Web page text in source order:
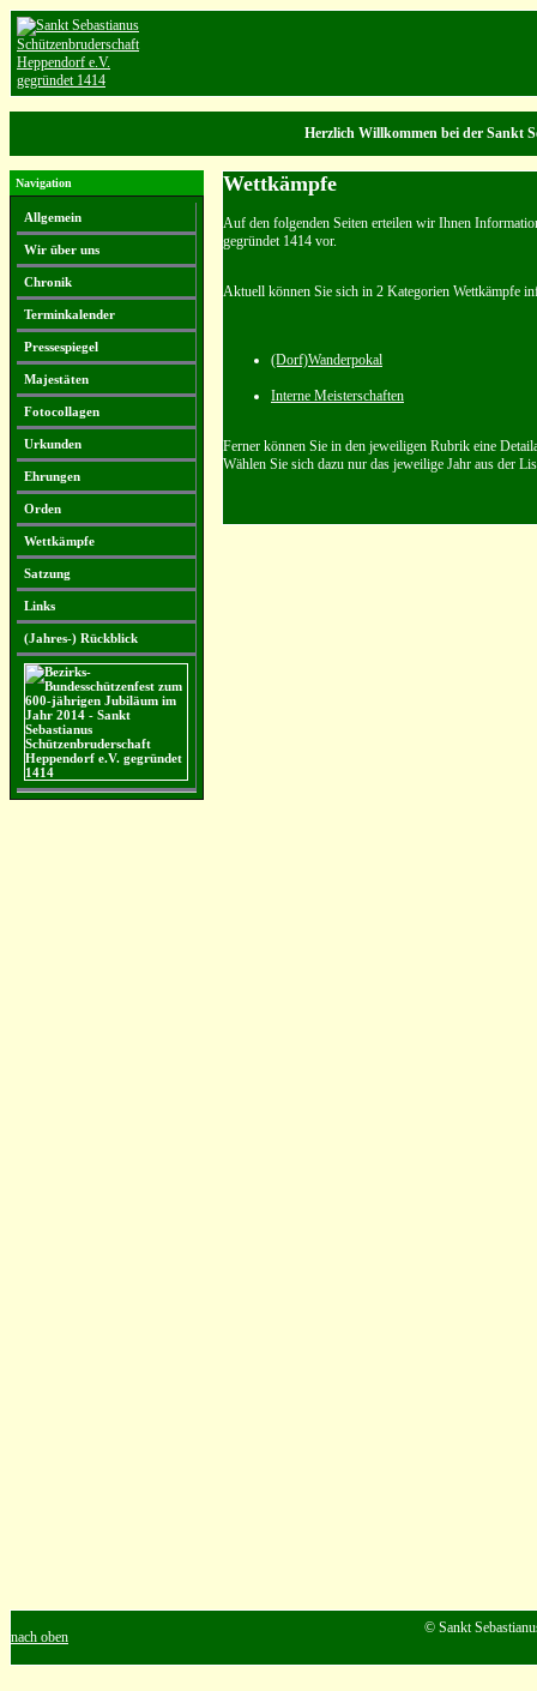
Herzlich Willkommen bei der Sankt
Navigation
Allgemein
Wir über uns
Chronik
Terminkalender
Pressespiegel
Majestäten
Fotocollagen
Urkunden
Ehrungen
Orden
Wettkämpfe
Satzung
Links
(Jahres-) Rückblick
Wettkämpfe
Auf den folgenden Seiten erteilen wir Ihnen
gegründet 1414 vor.
Aktuell können Sie sich in 2 Kategorien Wettkämpfe
(Dorf)Wanderpokal
Interne Meisterschaften
Ferner können Sie in den jeweiligen Rubrik eine
Wählen Sie sich dazu nur das jeweilige Jahr aus der
nach oben
© Sankt